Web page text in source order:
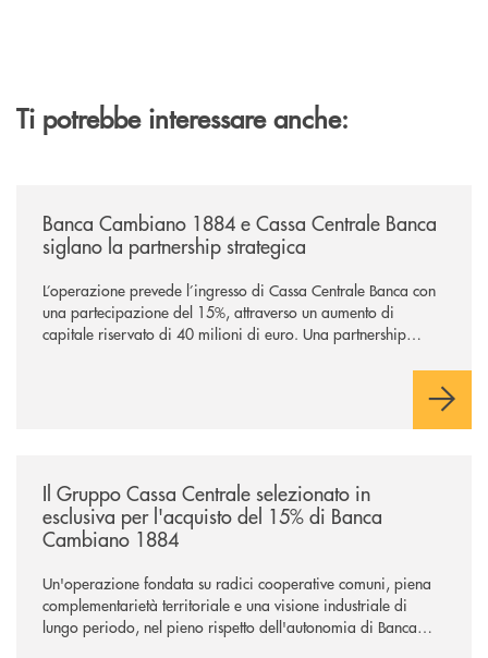
Ti potrebbe interessare anche:
Banca Cambiano 1884 e Cassa Centrale Banca
siglano la partnership strategica
L’operazione prevede l’ingresso di Cassa Centrale Banca con
una partecipazione del 15%, attraverso un aumento di
capitale riservato di 40 milioni di euro. Una partnership
comuni e sulla prossimità ai territori, per ampliare l’offerta e
Il Gruppo Cassa Centrale selezionato in
esclusiva per l'acquisto del 15% di Banca
Cambiano 1884
Un'operazione fondata su radici cooperative comuni, piena
complementarietà territoriale e una visione industriale di
lungo periodo, nel pieno rispetto dell'autonomia di Banca